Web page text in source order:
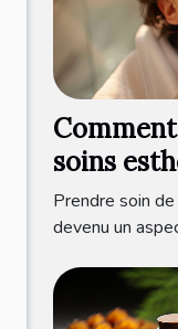
soins
besoins
Prendre soin
devenu un